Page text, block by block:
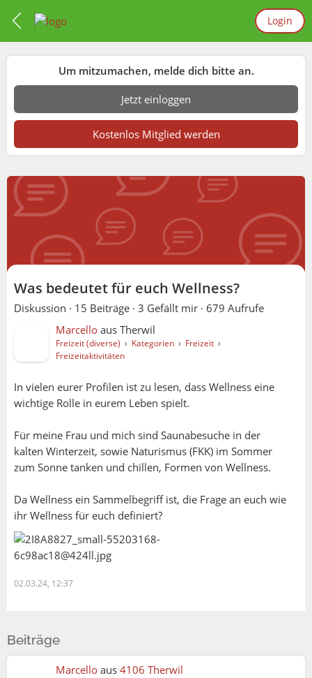
Login
Um mitzumachen, melde dich bitte an.
Jetzt einloggen
Kostenlos Mitglied werden
Was bedeutet für euch Wellness?
Diskussion · 15 Beiträge · 3 Gefällt mir · 679 Aufrufe
Marcello aus Therwil
Freizeit (diverse) › Kategorien › Freizeit ›
Freizeitaktivitäten
In vielen eurer Profilen ist zu lesen, dass Wellness eine
wichtige Rolle in eurem Leben spielt.
Für meine Frau und mich sind Saunabesuche in der
kalten Winterzeit, sowie Naturismus (FKK) im Sommer
zum Sonne tanken und chillen, Formen von Wellness.
Da Wellness ein Sammelbegriff ist, die Frage an euch wie
ihr Wellness für euch definiert?
02.03.24, 12:37
Beiträge
Marcello aus 4106 Therwil